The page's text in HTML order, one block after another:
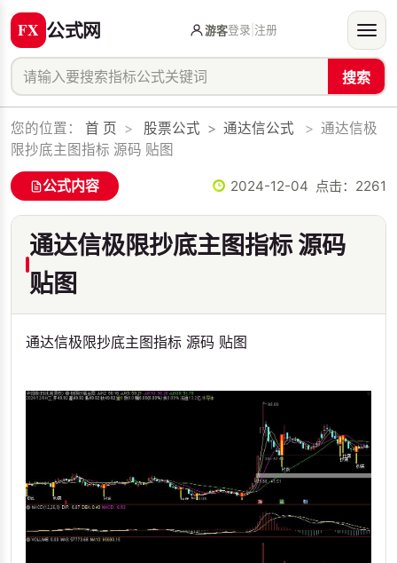
公式网
搜索
游客登录 注册
您的位置： 首 页 > 股票公式 > 通达信公式 > 通达信极
限抄底主图指标 源码 贴图
公式内容 2024-12-04 点击： 2261
通达信极限抄底主图指标 源码
贴图
通达信极限抄底主图指标 源码 贴图